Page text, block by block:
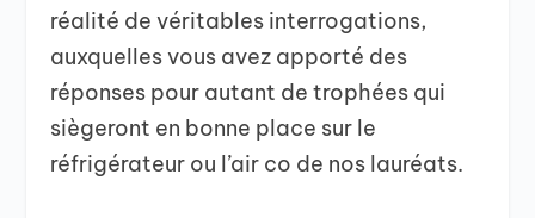
réalité de véritables interrogations,
auxquelles vous avez apporté des
réponses pour autant de trophées qui
siègeront en bonne place sur le
réfrigérateur ou l’air co de nos lauréats.